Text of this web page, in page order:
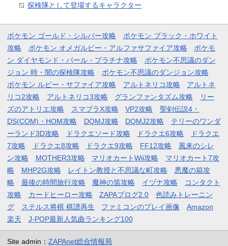
探検隊として登場するキャラクター
ポケモン ゴールド・シルバー攻略
ポケモン ブラック・ホワイト
攻略
ポケモン オメガルビー・アルファサファイア攻略
ポケモ
ン ダイヤモンド・パール・プラチナ攻略
ポケモン不思議のダン
ジョン 時・闇の探検隊攻略
ポケモン不思議のダンジョン攻略
ポケモン ルビー・サファイア攻略
アルトネリコ攻略
アルトネ
リコ2攻略
アルトネリコ3攻略 グランファンタズム攻略
リー
ズのアトリエ攻略
スマブラX攻略 VP2攻略
聖剣伝説4・
DS(COM)・HOM攻略
DQMJ攻略 DQMJ2攻略
テリーのワンダ
ーランド3D攻略
ドラクエソード攻略 ドラクエ6攻略
ドラクエ
7攻略
ドラクエ8攻略 ドラクエ9攻略 FF12攻略
風来のシレ
ン攻略
MOTHER3攻略 マリオカートWii攻略
マリオカート7攻
略
MHP2G攻略 レイトン教授と不思議な町攻略
悪魔の箱攻
略
最後の時間旅行攻略 魔神の笛攻略 イヅナ攻略
コンタクト
攻略
カードヒーロー攻略 ZAPAブログ2.0
色読みトレーニン
グ
ステルス将棋 棋譜再生 ファミコンのプレイ画像
Amazon
楽天
J-POP最新人気曲ランキング100
Site admin： ZAPAnet総合情報局